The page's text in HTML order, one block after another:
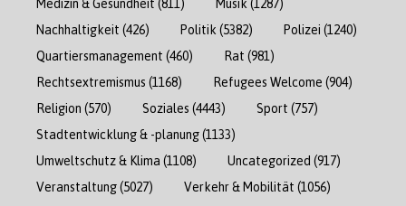
Medizin & Gesundheit (811) Musik (1287)
Nachhaltigkeit (426) Politik (5382) Polizei (1240)
Quartiersmanagement (460) Rat (981)
Rechtsextremismus (1168) Refugees Welcome (904)
Religion (570) Soziales (4443) Sport (757)
Stadtentwicklung & -planung(1133)
Umweltschutz & Klima (1108) Uncategorized (917)
Veranstaltung(5027) Verkehr & Mobilität (1056)